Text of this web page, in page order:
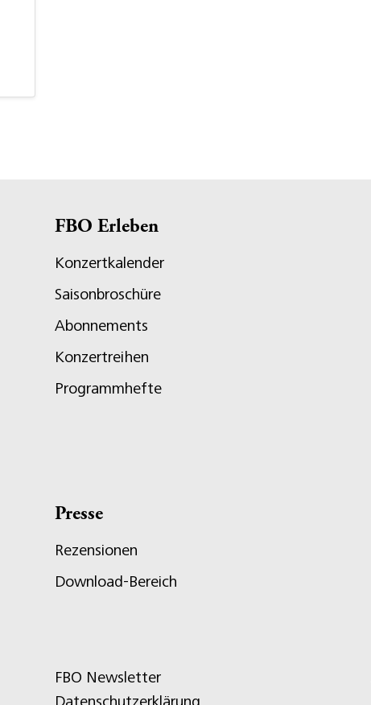
FBO Erleben
Konzertkalender
Saisonbroschüre
Abonnements
Konzertreihen
Programmhefte
Presse
Rezensionen
Download-Bereich
FBO Newsletter